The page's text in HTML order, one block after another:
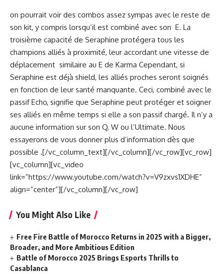
on pourrait voir des combos assez sympas avec le reste de
son kit, y compris lorsqu’il est combiné avec son E. La
troisième capacité de Seraphine protégera tous les
champions alliés à proximité, leur accordant une vitesse de
déplacement ⁠ similaire au E de Karma Cependant, si
Seraphine est déjà shield, les alliés proches seront soignés
en fonction de leur santé manquante. Ceci, combiné avec le
passif Echo, signifie que Seraphine peut protéger et soigner
ses alliés en même temps si elle a son passif chargé. Il n’y a
aucune information sur son Q, W ou l’Ultimate. Nous
essayerons de vous donner plus d’information dès que
possible .[/vc_column_text][/vc_column][/vc_row][vc_row]
[vc_column][vc_video
link=”https://www.youtube.com/watch?v=V9zxvs1XDHE”
align=”center”][/vc_column][/vc_row]
You Might Also Like
Free Fire Battle of Morocco Returns in 2025 with a Bigger,
Broader, and More Ambitious Edition
Battle of Morocco 2025 Brings Esports Thrills to
Casablanca